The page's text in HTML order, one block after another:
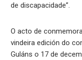
de discapacidade”.
O acto de
vindeira edición do
Guláns o 17 de